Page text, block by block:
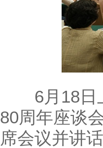
6月18日上
80周年座谈
席会议并讲